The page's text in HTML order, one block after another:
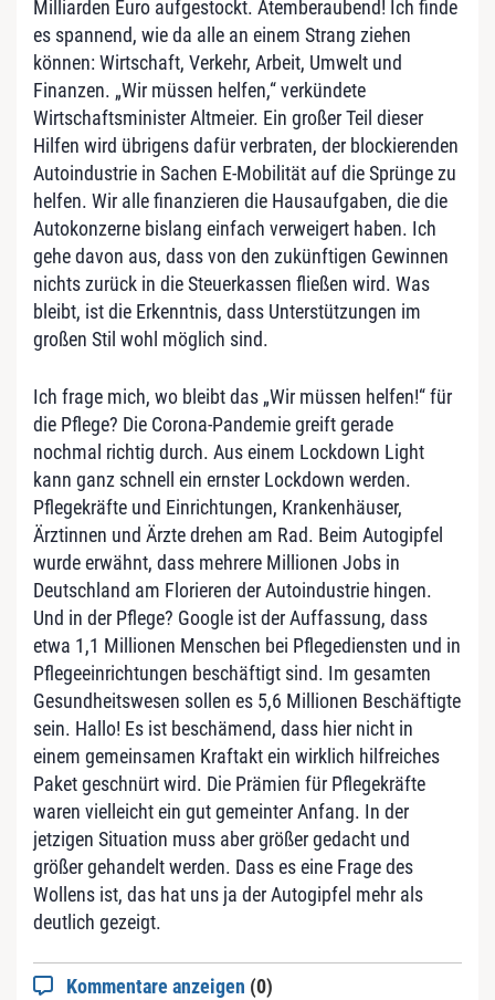
Milliarden Euro aufgestockt. Atemberaubend! Ich finde
es spannend, wie da alle an einem Strang ziehen
können: Wirtschaft, Verkehr, Arbeit, Umwelt und
Finanzen. „Wir müssen helfen,“ verkündete
Wirtschaftsminister Altmeier. Ein großer Teil dieser
Hilfen wird übrigens dafür verbraten, der blockierenden
Autoindustrie in Sachen E-Mobilität auf die Sprünge zu
helfen. Wir alle finanzieren die Hausaufgaben, die die
Autokonzerne bislang einfach verweigert haben. Ich
gehe davon aus, dass von den zukünftigen Gewinnen
nichts zurück in die Steuerkassen fließen wird. Was
bleibt, ist die Erkenntnis, dass Unterstützungen im
großen Stil wohl möglich sind.
Ich frage mich, wo bleibt das „Wir müssen helfen!“ für
die Pflege? Die Corona-Pandemie greift gerade
nochmal richtig durch. Aus einem Lockdown Light
kann ganz schnell ein ernster Lockdown werden.
Pflegekräfte und Einrichtungen, Krankenhäuser,
Ärztinnen und Ärzte drehen am Rad. Beim Autogipfel
wurde erwähnt, dass mehrere Millionen Jobs in
Deutschland am Florieren der Autoindustrie hingen.
Und in der Pflege? Google ist der Auffassung, dass
etwa 1,1 Millionen Menschen bei Pflegediensten und in
Pflegeeinrichtungen beschäftigt sind. Im gesamten
Gesundheitswesen sollen es 5,6 Millionen Beschäftigte
sein. Hallo! Es ist beschämend, dass hier nicht in
einem gemeinsamen Kraftakt ein wirklich hilfreiches
Paket geschnürt wird. Die Prämien für Pflegekräfte
waren vielleicht ein gut gemeinter Anfang. In der
jetzigen Situation muss aber größer gedacht und
größer gehandelt werden. Dass es eine Frage des
Wollens ist, das hat uns ja der Autogipfel mehr als
deutlich gezeigt.
Kommentare anzeigen (0)